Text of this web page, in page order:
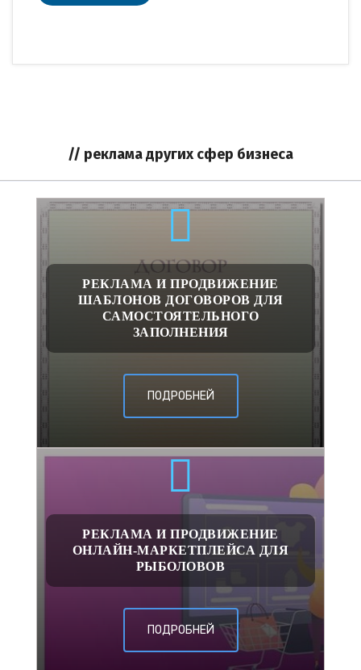
// реклама других сфер бизнеса
РЕКЛАМА И ПРОДВИЖЕНИЕ
ШАБЛОНОВ ДОГОВОРОВ ДЛЯ
САМОСТОЯТЕЛЬНОГО
ЗАПОЛНЕНИЯ
ПОДРОБНЕЙ
РЕКЛАМА И ПРОДВИЖЕНИЕ
ОНЛАЙН-МАРКЕТПЛЕЙСА ДЛЯ
РЫБОЛОВОВ
ПОДРОБНЕЙ